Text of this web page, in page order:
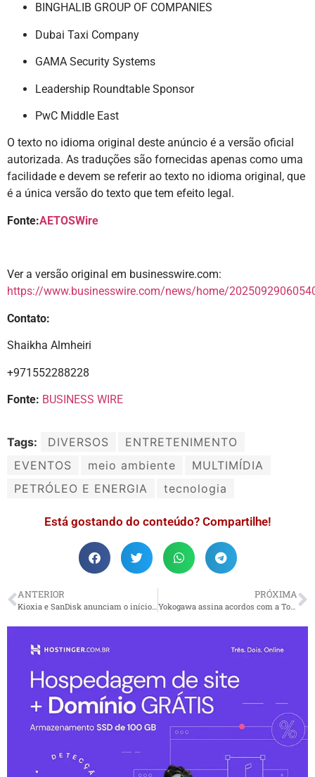
BINGHALIB GROUP OF COMPANIES
Dubai Taxi Company
GAMA Security Systems
Leadership Roundtable Sponsor
PwC Middle East
O texto no idioma original deste anúncio é a versão oficial
autorizada. As traduções são fornecidas apenas como uma
facilidade e devem se referir ao texto no idioma original, que
é a única versão do texto que tem efeito legal.
Fonte:AETOSWire
Ver a versão original em businesswire.com:
https://www.businesswire.com/news/home/
Contato:
Shaikha Almheiri
+971552288228
Fonte: BUSINESS WIRE
Tags: DIVERSOS
ENTRETENIMENTO
EVENTOS
meio ambiente
MULTIMÍDIA
PETRÓLEO E ENERGIA
tecnologia
Está gostando do conteúdo? Compartilhe!
ANTERIOR
Kioxia e SanDisk anunciam o início das operações da Fab2 na planta de Kitakami, no Japão, para atender ao crescimento da demanda do mercado impulsionada pela IA
PRÓXIMA
Yokogawa assina acordos com a Toyota para pesquisa e desenvolvimento da plataforma de controle para um rover pressurizado tripulado